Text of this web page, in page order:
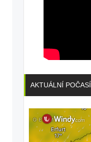
AKTUÁLNÍ POČASÍ